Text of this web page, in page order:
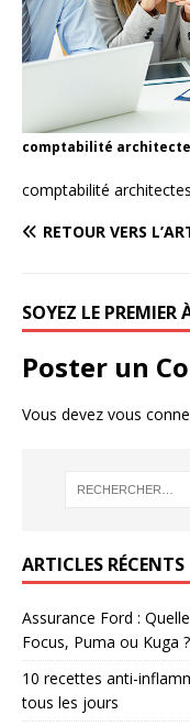
comptabilité
comptabilité
RETOUR VERS
SOYEZ LE
Poster un
Vous devez vous
ARTICLES RÉCENTS
Assurance Ford :
Focus, Puma ou Kuga ?
10 recettes anti-
tous les jours